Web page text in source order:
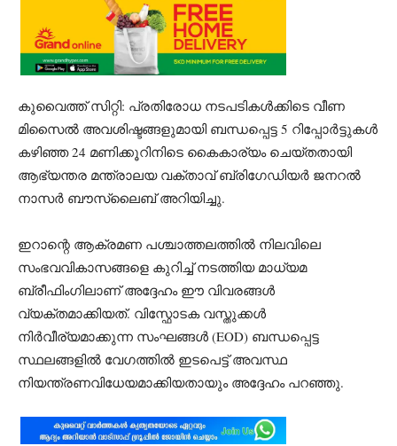
കുവൈത്ത് സിറ്റി: പ്രതിരോധ നടപടികൾക്കിടെ വീണ
മിസൈൽ അവശിഷ്ടങ്ങളുമായി ബന്ധപ്പെട്ട 5 റിപ്പോർട്ടുകൾ
കഴിഞ്ഞ 24 മണിക്കൂറിനിടെ കൈകാര്യം ചെയ്തതായി
ആഭ്യന്തര മന്ത്രാലയ വക്താവ് ബ്രിഗേഡിയർ ജനറൽ
നാസർ ബൗസ്ലൈബ് അറിയിച്ചു.
ഇറാന്റെ ആക്രമണ പശ്ചാത്തലത്തിൽ നിലവിലെ
സംഭവവികാസങ്ങളെ കുറിച്ച് നടത്തിയ മാധ്യമ
ബ്രീഫിംഗിലാണ് അദ്ദേഹം ഈ വിവരങ്ങൾ
വ്യക്തമാക്കിയത്. വിസ്ഫോടക വസ്തുക്കൾ
നിർവീര്യമാക്കുന്ന സംഘങ്ങൾ (EOD) ബന്ധപ്പെട്ട
സ്ഥലങ്ങളിൽ വേഗത്തിൽ ഇടപെട്ട് അവസ്ഥ
നിയന്ത്രണവിധേയമാക്കിയതായും അദ്ദേഹം പറഞ്ഞു.